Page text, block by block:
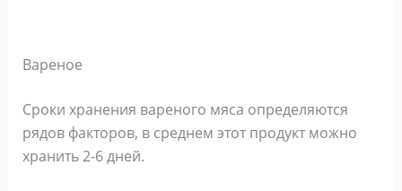
Вареное
Сроки хранения вареного мяса определяются
рядов факторов, в среднем этот продукт можно
хранить 2-6 дней.